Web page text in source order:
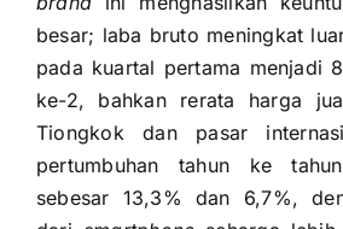
besar; laba bruto meningkat
pada kuartal pertama menjadi
ke-2, bahkan rerata harga
Tiongkok dan pasar
pertumbuhan tahun ke
sebesar 13,3% dan 6,7%,